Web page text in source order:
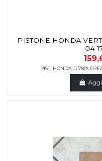
PISTONE HONDA
04-
PIST. HONDA D.78/A